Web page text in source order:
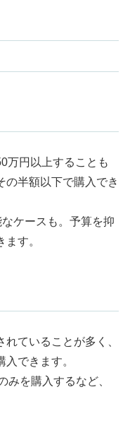
万円以上することも
の半額以下で購入でき
ケースも。予算を抑
す。
ていることが多く、
できます。
みを購入するなど、